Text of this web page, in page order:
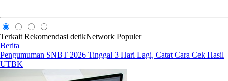
Terkait Rekomendasi detikNetwork Populer
Berita
Pengumuman SNBT 2026 Tinggal 3 Hari Lagi, Catat Cara Cek Hasil
UTBK